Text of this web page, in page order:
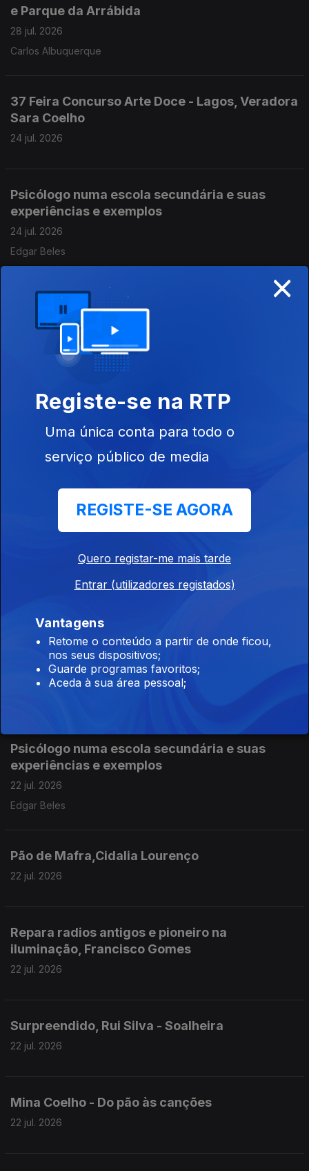
e Parque da Arrábida
28 jul. 2026
Carlos Albuquerque
37 Feira Concurso Arte Doce - Lagos, Veradora
Sara Coelho
24 jul. 2026
Psicólogo numa escola secundária e suas
experiências e exemplos
24 jul. 2026
Edgar Beles
Rafael Figueiredo - Padeiro com 20 anos
24 jul. 2026
24 jul. 2026
Festival de Lavre - Montemor o Novo, André
24 jul. 2026
de Messines
Assoc. Centro Recreativo do Casal da Serra -
Castelo Branco
22 jul. 2026
Psicólogo numa escola secundária e suas
experiências e exemplos
22 jul. 2026
Edgar Beles
Pão de Mafra,Cidalia Lourenço
22 jul. 2026
Repara radios antigos e pioneiro na
iluminação, Francisco Gomes
22 jul. 2026
Surpreendido, Rui Silva - Soalheira
22 jul. 2026
Mina Coelho - Do pão às canções
22 jul. 2026
×
Registe-se na RTP
Uma única conta para todo o
serviço público de media
REGISTE-SE AGORA
Quero registar-me mais tarde
Entrar (utilizadores registados)
Vantagens
Retome o conteúdo a partir de onde ficou,
nos seus dispositivos;
Guarde programas favoritos;
Aceda à sua área pessoal;